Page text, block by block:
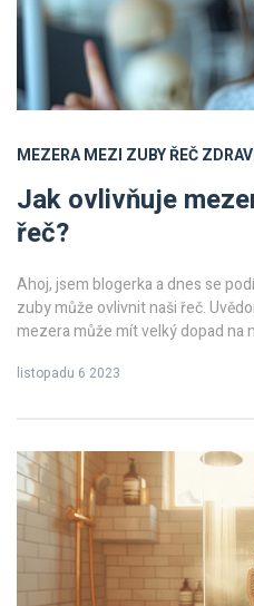
MEZERA MEZI ZUBYŘEČ
Jak ovlivňuje
řeč?
Ahoj, jsem blogerka a dnes se
zuby může ovlivnit naši řeč.
mezera může mít velký dopad na
několika užitečnými informacemi.
listopadu 6 2023